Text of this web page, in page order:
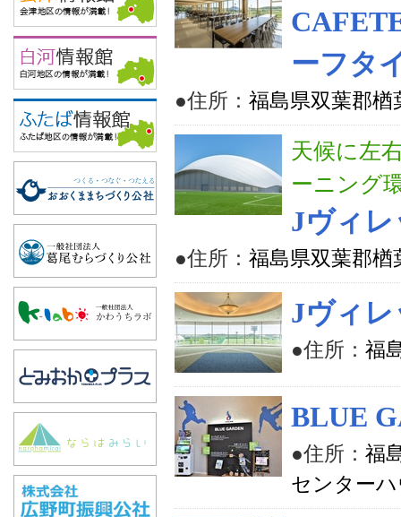
ーフタ
●住所： 福島県双葉郡楢
天候に左
ーニング
Jヴィレ
●住所： 福島県双葉郡楢
Jヴィ
●住所： 福
BLUE
●住所： 福
センター